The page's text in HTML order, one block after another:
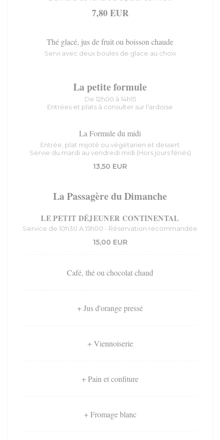
7,80 EUR
Thé glacé, jus de fruit ou boisson chaude
Servi avec deux boules de glace au choix
La petite formule
De 12h00 à 14h15
Entrées et plats à consulter sur l'ardoise
La Formule du midi
Entrée, plat mijoté ou végétarien et dessert
Servie du mardi au vendredi midi (Hors jours fériés)
13,50 EUR
La Passagère du Dimanche
LE PETIT DÉJEUNER CONTINENTAL
Service de 10h30 A 15h00 - Réservation recommandée
15,00 EUR
Café, thé ou chocolat chaud
+ Jus d'orange pressé
+ Viennoiserie
+ Pain et confiture
+ Fromage blanc